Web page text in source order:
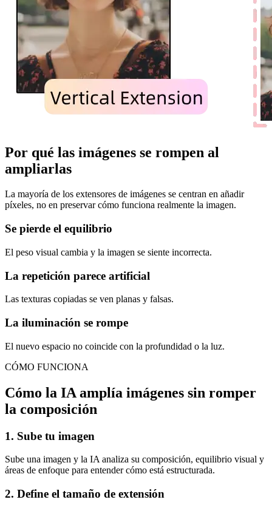
Por qué las imágenes se rompen al
ampliarlas
La mayoría de los extensores de imágenes se centran en añadir
píxeles, no en preservar cómo funciona realmente la imagen.
Se pierde el equilibrio
El peso visual cambia y la imagen se siente incorrecta.
La repetición parece artificial
Las texturas copiadas se ven planas y falsas.
La iluminación se rompe
El nuevo espacio no coincide con la profundidad o la luz.
CÓMO FUNCIONA
Cómo la IA amplía imágenes sin romper
la composición
1. Sube tu imagen
Sube una imagen y la IA analiza su composición, equilibrio visual y
áreas de enfoque para entender cómo está estructurada.
2. Define el tamaño de extensión